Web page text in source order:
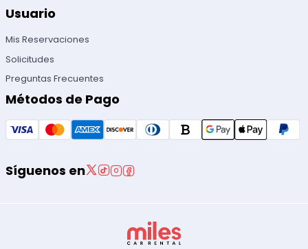
Usuario
Mis Reservaciones
Solicitudes
Preguntas Frecuentes
Métodos de Pago
Síguenos en